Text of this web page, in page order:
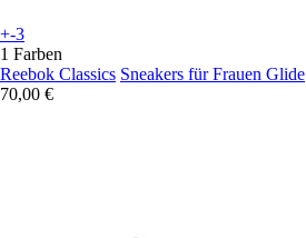
+-3
1 Farben
Reebok Classics Sneakers für Frauen Glide
70,00 €